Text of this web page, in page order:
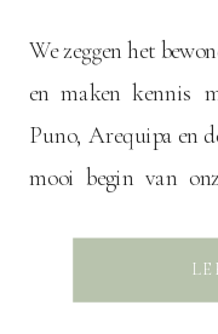
We zeggen het
en maken kennis
Puno, Arequipa en
mooi begin van
naar Puno, een
Titicacameer. De